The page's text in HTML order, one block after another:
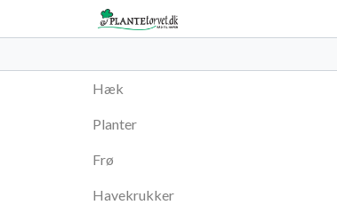
Hæk
Planter
Frø
Havekrukker